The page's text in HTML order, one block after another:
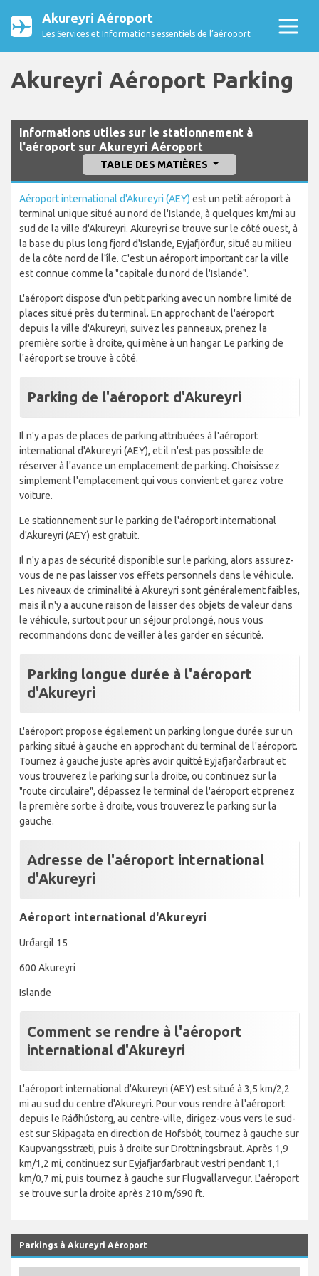
Akureyri Aéroport
Les Services et Informations essentiels de l’aéroport
Akureyri Aéroport Parking
Informations utiles sur le stationnement à
l'aéroport sur Akureyri Aéroport
TABLE DES MATIÈRES
Aéroport international d'Akureyri (AEY) est un petit aéroport à
terminal unique situé au nord de l'Islande, à quelques km/mi au
sud de la ville d'Akureyri. Akureyri se trouve sur le côté ouest, à
la base du plus long fjord d'Islande, Eyjafjörður, situé au milieu
de la côte nord de l'île. C'est un aéroport important car la ville
est connue comme la "capitale du nord de l'Islande".
L'aéroport dispose d'un petit parking avec un nombre limité de
places situé près du terminal. En approchant de l'aéroport
depuis la ville d'Akureyri, suivez les panneaux, prenez la
première sortie à droite, qui mène à un hangar. Le parking de
l'aéroport se trouve à côté.
Parking de l'aéroport d'Akureyri
Il n'y a pas de places de parking attribuées à l'aéroport
international d'Akureyri (AEY), et il n'est pas possible de
réserver à l'avance un emplacement de parking. Choisissez
simplement l'emplacement qui vous convient et garez votre
voiture.
Le stationnement sur le parking de l'aéroport international
d'Akureyri (AEY) est gratuit.
Il n'y a pas de sécurité disponible sur le parking, alors assurez-
vous de ne pas laisser vos effets personnels dans le véhicule.
Les niveaux de criminalité à Akureyri sont généralement faibles,
mais il n'y a aucune raison de laisser des objets de valeur dans
le véhicule, surtout pour un séjour prolongé, nous vous
recommandons donc de veiller à les garder en sécurité.
Parking longue durée à l'aéroport
d'Akureyri
L'aéroport propose également un parking longue durée sur un
parking situé à gauche en approchant du terminal de l'aéroport.
Tournez à gauche juste après avoir quitté Eyjafjarðarbraut et
vous trouverez le parking sur la droite, ou continuez sur la
"route circulaire", dépassez le terminal de l'aéroport et prenez
la première sortie à droite, vous trouverez le parking sur la
gauche.
Adresse de l'aéroport international
d'Akureyri
Aéroport international d'Akureyri
Urðargil 15
600 Akureyri
Islande
Comment se rendre à l'aéroport
international d'Akureyri
L'aéroport international d'Akureyri (AEY) est situé à 3,5 km/2,2
mi au sud du centre d'Akureyri. Pour vous rendre à l'aéroport
depuis le Ráðhústorg, au centre-ville, dirigez-vous vers le sud-
est sur Skipagata en direction de Hofsbót, tournez à gauche sur
Kaupvangsstræti, puis à droite sur Drottningsbraut. Après 1,9
km/1,2 mi, continuez sur Eyjafjarðarbraut vestri pendant 1,1
km/0,7 mi, puis tournez à gauche sur Flugvallarvegur. L'aéroport
se trouve sur la droite après 210 m/690 ft.
Parkings à Akureyri Aéroport